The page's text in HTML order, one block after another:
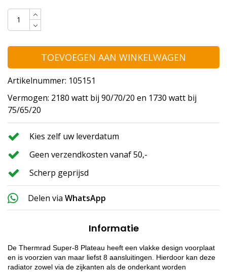
TOEVOEGEN AAN WINKELWAGEN
Artikelnummer: 105151
Vermogen: 2180 watt bij 90/70/20 en 1730 watt bij
75/65/20
Kies zelf uw leverdatum
Geen verzendkosten vanaf 50,-
Scherp geprijsd
Delen via WhatsApp
Informatie
De Thermrad Super-8 Plateau heeft een vlakke design voorplaat
en is voorzien van maar liefst 8 aansluitingen. Hierdoor kan deze
radiator zowel via de zijkanten als de onderkant worden